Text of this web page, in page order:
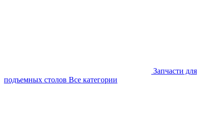
Запчасти для
подъемных столов Все категории